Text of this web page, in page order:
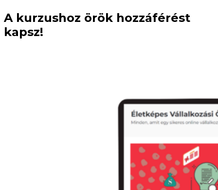
A kurzushoz örök hozzáférést
kapsz!